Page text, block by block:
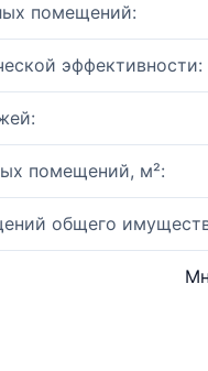
помещений:
эффективности:
помещений, м²:
общего